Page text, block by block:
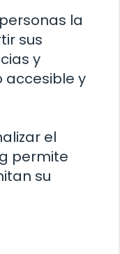
la
sus
y
accesible y
el
permite
su